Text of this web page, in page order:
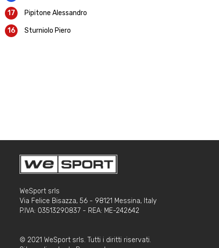
17 Pipitone Alessandro
16 Sturniolo Piero
WeSport srls
Via Felice Bisazza, 56 - 98121 Messina, Italy
P.IVA: 03513290837 - REA: ME-242642
© 2021 WeSport srls. Tutti i diritti riservati.